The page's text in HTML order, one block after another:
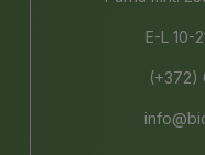
E-L 10-
(+372)